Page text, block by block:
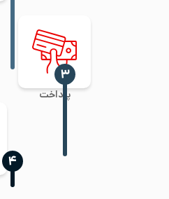
پرداخت
‍۳
‍۴